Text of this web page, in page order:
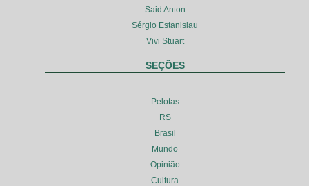
Said Anton
Sérgio Estanislau
Vivi Stuart
SEÇÕES
Pelotas
RS
Brasil
Mundo
Opinião
Cultura